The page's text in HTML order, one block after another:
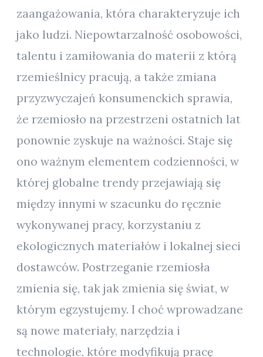
zaangażowania, która charakteryzuje ich
jako ludzi. Niepowtarzalność osobowości,
talentu i zamiłowania do materii z którą
rzemieślnicy pracują, a także zmiana
przyzwyczajeń konsumenckich sprawia,
że rzemiosło na przestrzeni ostatnich lat
ponownie zyskuje na ważności. Staje się
ono ważnym elementem codzienności, w
której globalne trendy przejawiają się
między innymi w szacunku do ręcznie
wykonywanej pracy, korzystaniu z
ekologicznych materiałów i lokalnej sieci
dostawców. Postrzeganie rzemiosła
zmienia się, tak jak zmienia się świat, w
którym egzystujemy. I choć wprowadzane
są nowe materiały, narzędzia i
technologie, które modyfikują pracę